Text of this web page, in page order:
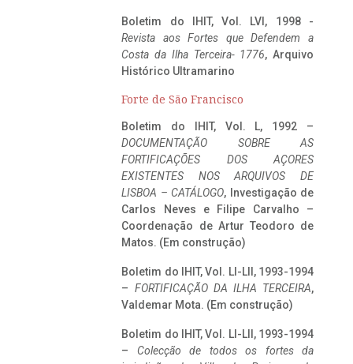
Boletim do IHIT, Vol. LVI, 1998 -
Revista aos Fortes que Defendem a
Costa da Ilha Terceira- 1776, Arquivo
Histórico Ultramarino
Forte de São Francisco
Boletim do IHIT, Vol. L, 1992 –
DOCUMENTAÇÃO SOBRE AS
FORTIFICAÇÕES DOS AÇORES
EXISTENTES NOS ARQUIVOS DE
LISBOA – CATÁLOGO, Investigação de
Carlos Neves e Filipe Carvalho –
Coordenação de Artur Teodoro de
Matos. (Em construção)
Boletim do IHIT, Vol. LI-LII, 1993-1994
– FORTIFICAÇÃO DA ILHA TERCEIRA,
Valdemar Mota. (Em construção)
Boletim do IHIT, Vol. LI-LII, 1993-1994
– Colecção de todos os fortes da